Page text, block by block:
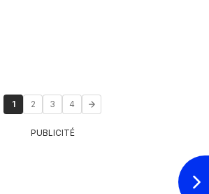
1 2 3 4
PUBLICITÉ